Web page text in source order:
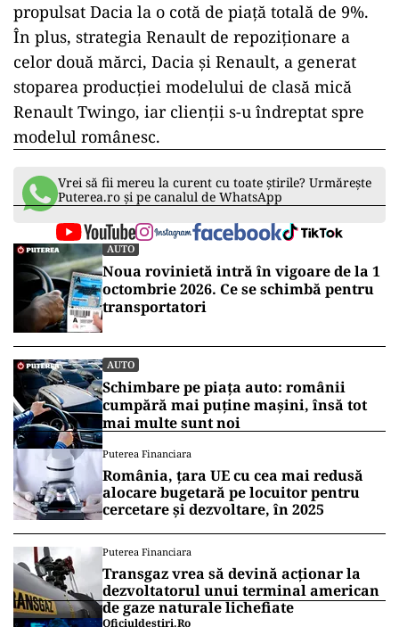
propulsat Dacia la o cotă de piață totală de 9%.
În plus, strategia Renault de repoziționare a
celor două mărci, Dacia și Renault, a generat
stoparea producției modelului de clasă mică
Renault Twingo, iar clienții s-u îndreptat spre
modelul românesc.
Vrei să fii mereu la curent cu toate știrile? Urmărește
Puterea.ro și pe canalul de WhatsApp
AUTO
Noua rovinietă intră în vigoare de la 1
octombrie 2026. Ce se schimbă pentru
transportatori
AUTO
Schimbare pe piața auto: românii
cumpără mai puține mașini, însă tot
mai multe sunt noi
Puterea Financiara
România, țara UE cu cea mai redusă
alocare bugetară pe locuitor pentru
cercetare și dezvoltare, în 2025
Puterea Financiara
Transgaz vrea să devină acționar la
dezvoltatorul unui terminal american
de gaze naturale lichefiate
Oficiuldestiri.ro